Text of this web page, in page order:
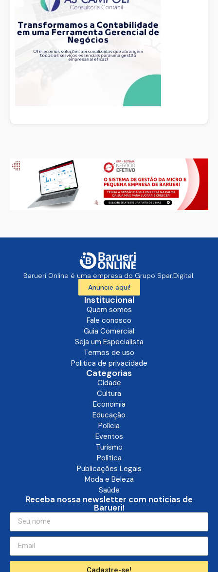
Barueri Online é uma empresa do Grupo Spar.Digital.
Anuncie aqui!
Institucional
Quem somos
Fale conosco
Guia Comercial
Seja um Especialista
Termos de uso
Politica de privacidade
Categorias
Cidade
Cultura
Economia
Educação
Polícia
Eventos
Turismo
Política
Publicações Legais
Moda e Beleza
Saúde
Receba nossa newsletter com noticias de
Barueri!